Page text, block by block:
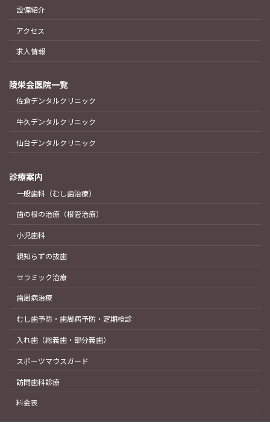
設備紹介
アクセス
求人情報
陵栄会医院一覧
佐倉デンタルクリニック
牛久デンタルクリニック
仙台デンタルクリニック
診療案内
一般歯科（むし歯治療）
歯の根の治療（根管治療）
小児歯科
親知らずの抜歯
セラミック治療
歯周病治療
むし歯予防・歯周病予防・定期検診
入れ歯（総義歯・部分義歯）
スポーツマウスガード
訪問歯科診療
料金表